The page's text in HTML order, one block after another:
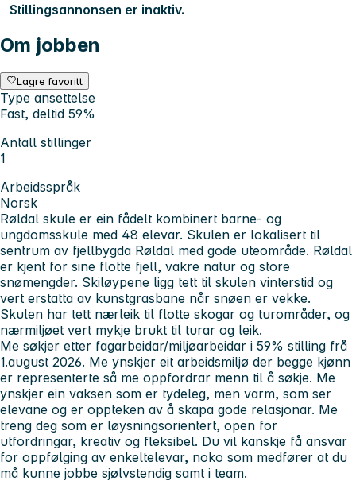
Stillingsannonsen er inaktiv.
Om jobben
Lagre favoritt
Type ansettelse
Fast, deltid 59%
Antall stillinger
1
Arbeidsspråk
Norsk
Røldal skule er ein fådelt kombinert barne- og
ungdomsskule med 48 elevar. Skulen er lokalisert til
sentrum av fjellbygda Røldal med gode uteområde. Røldal
er kjent for sine flotte fjell, vakre natur og store
snømengder. Skiløypene ligg tett til skulen vinterstid og
vert erstatta av kunstgrasbane når snøen er vekke.
Skulen har tett nærleik til flotte skogar og turområder, og
nærmiljøet vert mykje brukt til turar og leik.
Me søkjer etter fagarbeidar/miljøarbeidar i 59% stilling frå
1.august 2026. Me ynskjer eit arbeidsmiljø der begge kjønn
er representerte så me oppfordrar menn til å søkje. Me
ynskjer ein vaksen som er tydeleg, men varm, som ser
elevane og er oppteken av å skapa gode relasjonar. Me
treng deg som er løysningsorientert, open for
utfordringar, kreativ og fleksibel. Du vil kanskje få ansvar
for oppfølging av enkeltelevar, noko som medfører at du
må kunne jobbe sjølvstendig samt i team.